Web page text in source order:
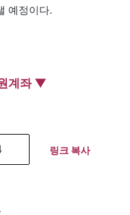
예정이다.
계좌 ▼
링크 복사